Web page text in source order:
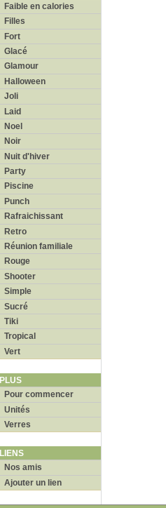
Faible en calories
Filles
Fort
Glacé
Glamour
Halloween
Joli
Laid
Noel
Noir
Nuit d'hiver
Party
Piscine
Punch
Rafraichissant
Retro
Réunion familiale
Rouge
Shooter
Simple
Sucré
Tiki
Tropical
Vert
PLUS
Pour commencer
Unités
Verres
LIENS
Nos amis
Ajouter un lien